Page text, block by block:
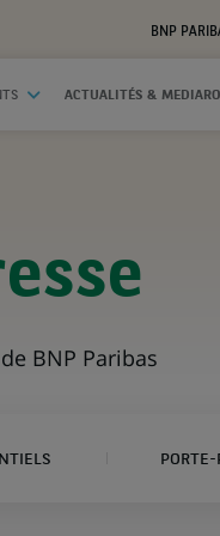
BNP
ACTUALITÉS &
BNP Paribas
PORTE-